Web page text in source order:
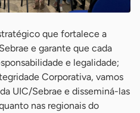
que fortalece a
e garante que cada
e legalidade;
Corporativa, vamos
UIC/Sebrae e disseminá-las
nas regionais do